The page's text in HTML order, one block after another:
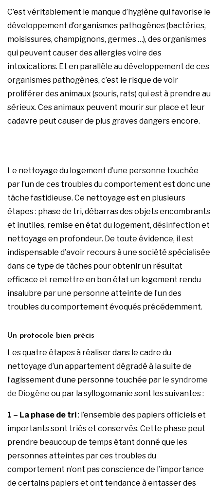
C’est véritablement le manque d’hygiène qui favorise le
développement d’organismes pathogènes (bactéries,
moisissures, champignons, germes …), des organismes
qui peuvent causer des allergies voire des
intoxications. Et en parallèle au développement de ces
organismes pathogènes, c’est le risque de voir
proliférer des animaux (souris, rats) qui est à prendre au
sérieux. Ces animaux peuvent mourir sur place et leur
cadavre peut causer de plus graves dangers encore.
Le nettoyage du logement d’une personne touchée
par l’un de ces troubles du comportement est donc une
tâche fastidieuse. Ce nettoyage est en plusieurs
étapes : phase de tri, débarras des objets encombrants
et inutiles, remise en état du logement, désinfection et
nettoyage en profondeur. De toute évidence, il est
indispensable d’avoir recours à une société spécialisée
dans ce type de tâches pour obtenir un résultat
efficace et remettre en bon état un logement rendu
insalubre par une personne atteinte de l’un des
troubles du comportement évoqués précédemment.
Un protocole bien précis
Les quatre étapes à réaliser dans le cadre du
nettoyage d’un appartement dégradé à la suite de
l’agissement d’une personne touchée par le syndrome
de Diogène ou par la syllogomanie sont les suivantes :
1 – La phase de tri: l’ensemble des papiers officiels et
importants sont triés et conservés. Cette phase peut
prendre beaucoup de temps étant donné que les
personnes atteintes par ces troubles du
comportement n’ont pas conscience de l’importance
de certains papiers et ont tendance à entasser des